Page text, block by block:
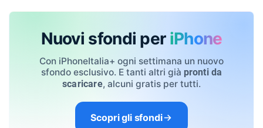
Nuovi sfondi per iPhone
Con iPhoneItalia+ ogni settimana un nuovo
sfondo esclusivo. E tanti altri già pronti da
scaricare, alcuni gratis per tutti.
Scopri gli sfondi